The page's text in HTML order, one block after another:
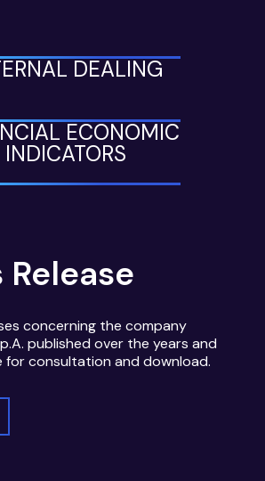
DEALING
ECONOMIC
INDICATORS
Release
concerning the company
published over the years and
for consultation and download.